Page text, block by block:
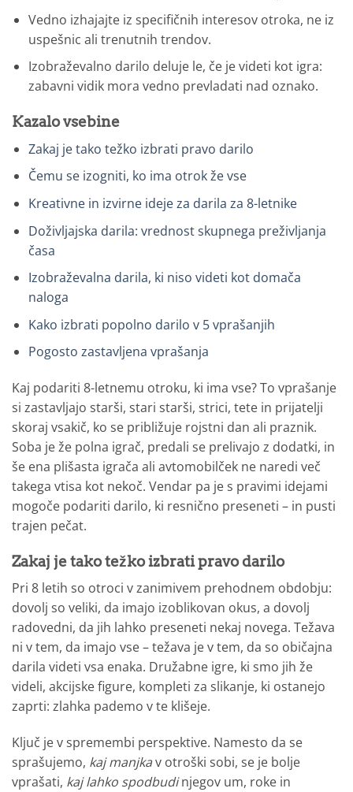
Vedno izhajajte iz specifičnih interesov otroka, ne iz
uspešnic ali trenutnih trendov.
Izobraževalno darilo deluje le, če je videti kot igra:
zabavni vidik mora vedno prevladati nad oznako.
Kazalo vsebine
Zakaj je tako težko izbrati pravo darilo
Čemu se izogniti, ko ima otrok že vse
Kreativne in izvirne ideje za darila za 8-letnike
Doživljajska darila: vrednost skupnega preživljanja
časa
Izobraževalna darila, ki niso videti kot domača
naloga
Kako izbrati popolno darilo v 5 vprašanjih
Pogosto zastavljena vprašanja
Kaj podariti 8-letnemu otroku, ki ima vse? To vprašanje
si zastavljajo starši, stari starši, strici, tete in prijatelji
skoraj vsakič, ko se približuje rojstni dan ali praznik.
Soba je že polna igrač, predali se prelivajo z dodatki, in
še ena plišasta igrača ali avtomobilček ne naredi več
takega vtisa kot nekoč. Vendar pa je s pravimi idejami
mogoče podariti darilo, ki resnično preseneti – in pusti
trajen pečat.
Zakaj je tako težko izbrati pravo darilo
Pri 8 letih so otroci v zanimivem prehodnem obdobju:
dovolj so veliki, da imajo izoblikovan okus, a dovolj
radovedni, da jih lahko preseneti nekaj novega. Težava
ni v tem, da imajo vse – težava je v tem, da so običajna
darila videti vsa enaka. Družabne igre, ki smo jih že
videli, akcijske figure, kompleti za slikanje, ki ostanejo
zaprti: zlahka pademo v te klišeje.
Ključ je v spremembi perspektive. Namesto da se
sprašujemo, kaj manjkav otroški sobi, se je bolje
vprašati, kaj lahko spodbudinjegov um, roke in